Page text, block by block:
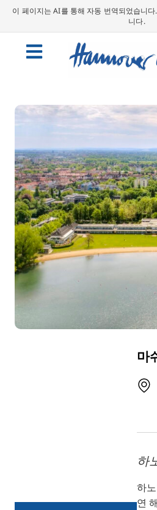
이 페이지는 AI를 통해 자동 번역되었습니
니다.
마
하
하
연